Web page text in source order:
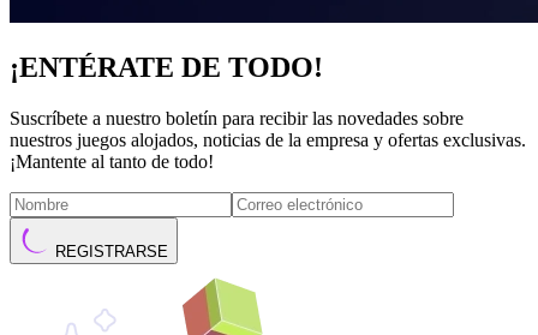
¡ENTÉRATE DE TODO!
Suscríbete a nuestro boletín para recibir las novedades sobre
nuestros juegos alojados, noticias de la empresa y ofertas exclusivas.
¡Mantente al tanto de todo!
REGISTRARSE